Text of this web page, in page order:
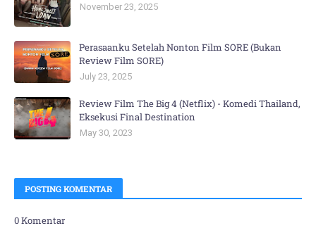
November 23, 2025
Perasaanku Setelah Nonton Film SORE (Bukan
Review Film SORE)
July 23, 2025
Review Film The Big 4 (Netflix) - Komedi Thailand,
Eksekusi Final Destination
May 30, 2023
POSTING KOMENTAR
0 Komentar